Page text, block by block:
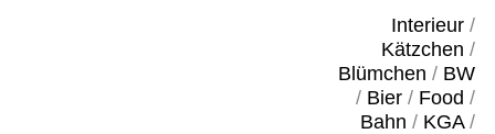
Interieur/
Kätzchen /
Blümchen / BW
/ Bier/ Food /
Bahn / KGA/